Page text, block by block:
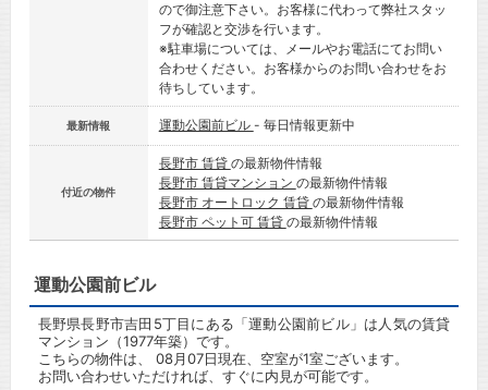
ので御注意下さい。お客様に代わって弊社スタッ
フが確認と交渉を行います。
※駐車場については、メールやお電話にてお問い
合わせください。お客様からのお問い合わせをお
待ちしています。
最新情報 運動公園前ビル - 毎日情報更新中
付近の物件
長野市 賃貸 の最新物件情報
長野市 賃貸マンション の最新物件情報
長野市 オートロック 賃貸 の最新物件情報
長野市 ペット可 賃貸 の最新物件情報
運動公園前ビル
長野県長野市吉田5丁目にある「運動公園前ビル」は人気の賃貸
マンション（1977年築）です。
こちらの物件は、 08月07日現在、空室が1室ございます。
お問い合わせいただければ、すぐに内見が可能です。